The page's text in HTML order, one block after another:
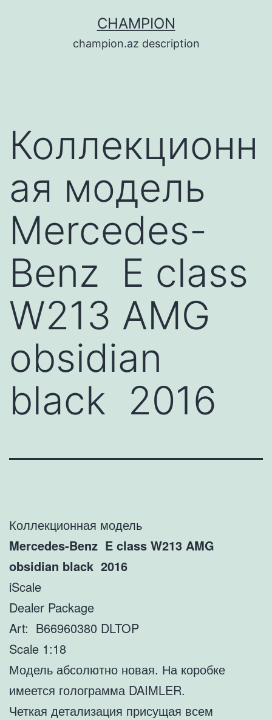
содержимому
CHAMPION
champion.az description
Коллекционн
ая модель
Mercedes-
Benz E class
W213 AMG
obsidian
black 2016
Коллекционная модель
Mercedes-Benz E class W213 AMG
obsidian black 2016
iScale
Dealer Package
Art: B66960380 DLTOP
Scale 1:18
Модель абсолютно новая. На коробке
имеется голограмма DAIMLER.
Четкая детализация присущая всем